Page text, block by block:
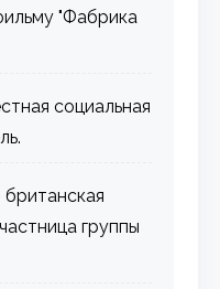
"Фабрика
социальная
группы